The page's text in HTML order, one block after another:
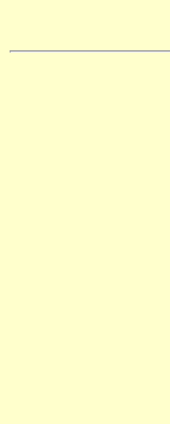
BEM VINDO À